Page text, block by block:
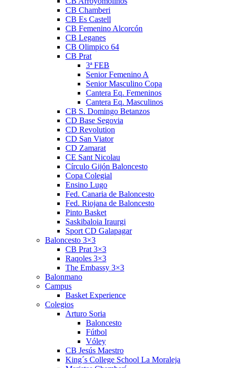
CB Chamberi
CB Es Castell
CB Femenino Alcorcón
CB Leganes
CB Olimpico 64
CB Prat
3ª FEB
Senior Femenino A
Senior Masculino Copa
Cantera Eq. Femeninos
Cantera Eq. Masculinos
CB S. Domingo Betanzos
CD Base Segovia
CD Revolution
CD San Viator
CD Zamarat
CE Sant Nicolau
Círculo Gijón Baloncesto
Copa Colegial
Ensino Lugo
Fed. Canaria de Baloncesto
Fed. Riojana de Baloncesto
Pinto Basket
Saskibaloia Iraurgi
Sport CD Galapagar
Baloncesto 3×3
CB Prat 3×3
Raqoles 3×3
The Embassy 3×3
Balonmano
Campus
Basket Experience
Colegios
Arturo Soria
Baloncesto
Fútbol
Vóley
CB Jesús Maestro
King´s College School La Moraleja